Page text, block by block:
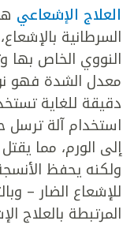
العلاج الإشعاعي
السرطانية
النووي الخاص بها
معدل الشدة فهو
دقيقة للغاية
استخدام آلة ترسل
إلى الورم، مما
ولكنه يحفظ
للإشعاع الضار –
المرتبطة بالعلاج